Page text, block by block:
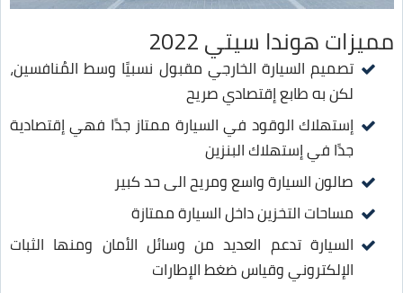
مميزات هوندا سيتي 2022
تصميم السيارة الخارجي مقبول نسبيًا وسط المُنافسين،
لكن به طابع إقتصادي صريح
إستهلاك الوقود في السيارة ممتاز جدًا فهي إقتصادية
جدًا في إستهلاك البنزين
صالون السيارة واسع ومريح الى حد كبير
مساحات التخزين داخل السيارة ممتازة
السيارة تدعم العديد من وسائل الأمان ومنها الثبات
الإلكتروني وقياس ضغط الإطارات